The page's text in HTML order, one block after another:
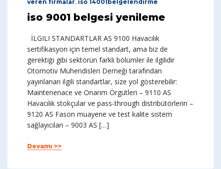
veren firmalar, iso 14001belgelendirme
iso 9001 belgesi yenileme
İLGILI STANDARTLAR AS 9100 Havacılık
sertifikasyon için temel standart, ama biz de
gerektiği gibi sektörün farklı bölümler ile ilgilidir
Otomotiv Mühendisleri Derneği tarafından
yayınlanan ilgili standartlar, size yol gösterebilir:
Maintenenace ve Onarım Örgütleri – 9110 AS
Havacılık stokçular ve pass-through distribütörlerin –
9120 AS Fason muayene ve test kalite sistem
sağlayıcıları – 9003 AS […]
Devamı >>